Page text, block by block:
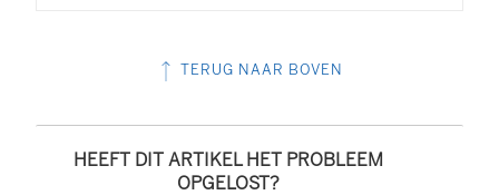
TERUG NAAR BOVEN
HEEFT DIT ARTIKEL HET PROBLEEM
OPGELOST?